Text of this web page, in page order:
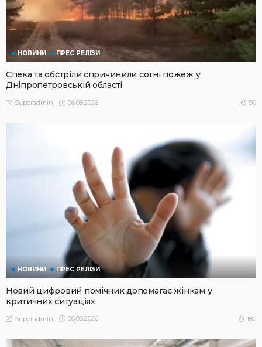
НОВИНИ ПРЕС РЕЛІЗИ
Спека та обстріли спричинили сотні пожеж у
Дніпропетровській області
Superadmin 06.08.2026 90
НОВИНИ ПРЕС РЕЛІЗИ
Новий цифровий помічник допомагає жінкам у
критичних ситуаціях
Superadmin 06.08.2026 180